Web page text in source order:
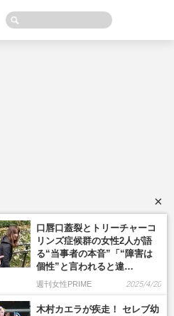
×
口唇口蓋裂とトリーチャーコ
リンズ症候群の女性2人が語
る“当事者の本音”「“障害は
個性”と言われると違…
週刊女性PRIME 2025/4/20
木村カエラが疾走！ セレブ幼